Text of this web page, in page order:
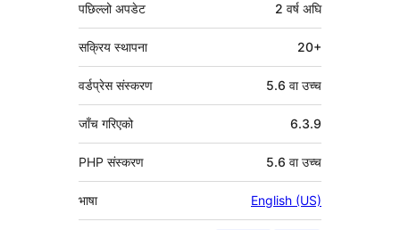
पछिल्लो अपडेट 2 वर्ष अघि
सक्रिय स्थापना 20+
वर्डप्रेस संस्करण 5.6 वा उच्च
जाँच गरिएको 6.3.9
PHP संस्करण 5.6 वा उच्च
भाषा English (US)